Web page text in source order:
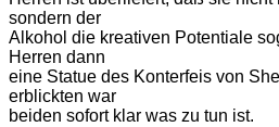
sondern der
Alkohol die kreativen Potentiale
Herren dann
eine Statue des Konterfeis von
erblickten war
beiden sofort klar was zu tun ist.